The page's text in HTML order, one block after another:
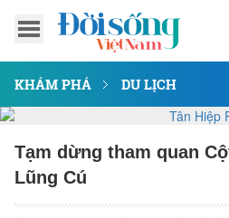
KHÁM PHÁ DU LỊCH
Tạm dừng tham quan
Lũng Cú